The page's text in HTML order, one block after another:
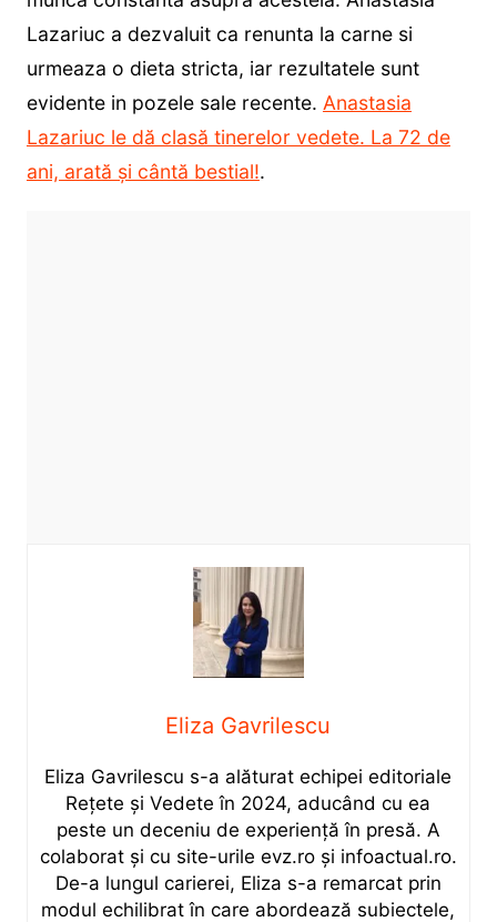
Lazariuc a dezvaluit ca renunta la carne si
urmeaza o dieta stricta, iar rezultatele sunt
evidente in pozele sale recente. Anastasia
Lazariuc le dă clasă tinerelor vedete. La 72 de
ani, arată și cântă bestial!.
Eliza Gavrilescu
Eliza Gavrilescu s-a alăturat echipei editoriale
Rețete şi Vedete în 2024, aducând cu ea
peste un deceniu de experiență în presă. A
colaborat și cu site-urile evz.ro și infoactual.ro.
De-a lungul carierei, Eliza s-a remarcat prin
modul echilibrat în care abordează subiectele,